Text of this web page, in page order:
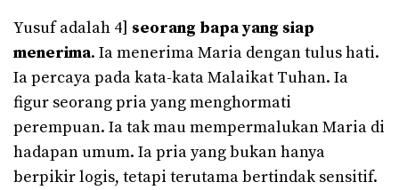
Yusuf adalah 4] seorang bapa yang siap
menerima. Ia menerima Maria dengan tulus hati.
Ia percaya pada kata-kata Malaikat Tuhan. Ia
figur seorang pria yang menghormati
perempuan. Ia tak mau mempermalukan Maria di
hadapan umum. Ia pria yang bukan hanya
berpikir logis, tetapi terutama bertindak sensitif.